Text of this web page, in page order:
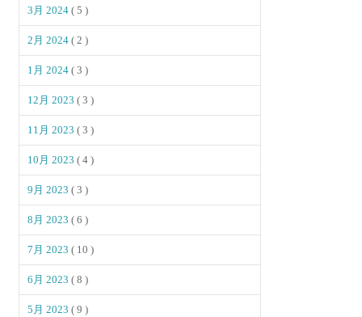
3月 2024( 5 )
2月 2024( 2 )
1月 2024( 3 )
12月 2023( 3 )
11月 2023( 3 )
10月 2023( 4 )
9月 2023( 3 )
8月 2023( 6 )
7月 2023( 10 )
6月 2023( 8 )
5月 2023( 9 )